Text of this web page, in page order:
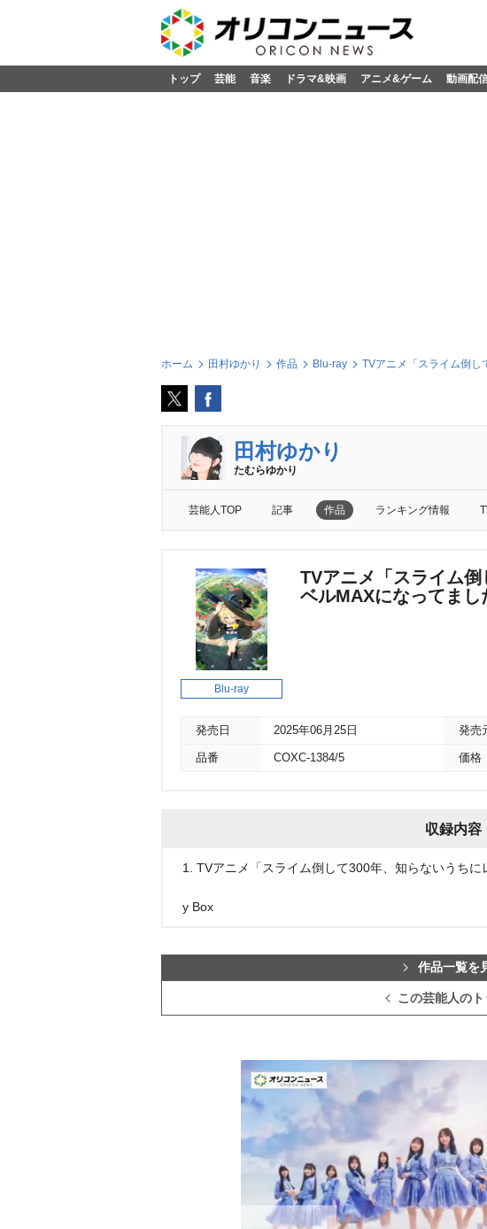
トップ 芸能 音楽 ドラマ&映画 アニメ&ゲーム 動画配
ホーム 田村ゆかり 作品 Blu-ray TVアニメ「スライム倒し
田村ゆかり
たむらゆかり
芸能人TOP 記事 作品 ランキング情報
Blu-ray
TVアニメ「スライム
ベルMAXになってま
発売日 2025年06月25日 発売
品番 COXC-1384/5 価格
収録内容
1. TVアニメ「スライム倒して300年、知らないうち
y Box
作品一覧を
この芸能人の